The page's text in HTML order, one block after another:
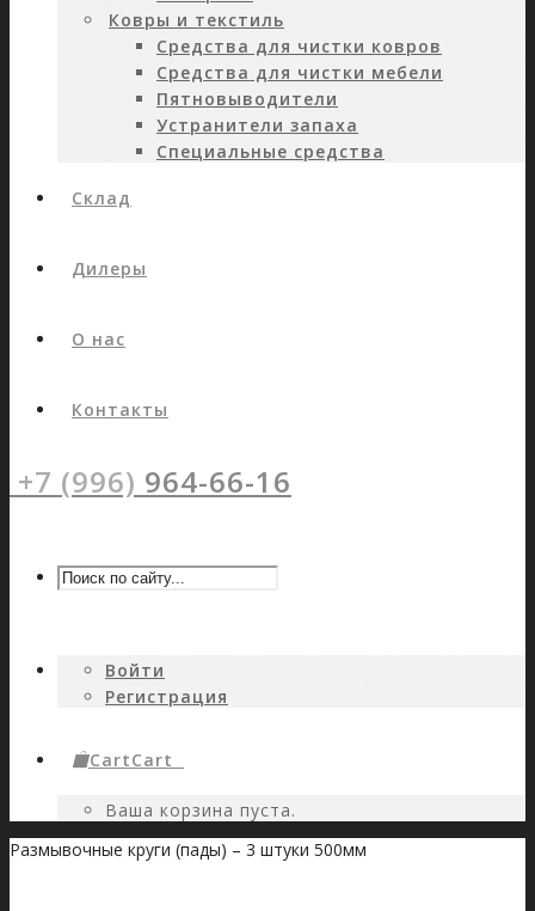
Ковры и текстиль
Средства для чистки ковров
Средства для чистки мебели
Пятновыводители
Устранители запаха
Специальные средства
Склад
Дилеры
О нас
Контакты
+7 (996) 964-66-16
Войти
Регистрация
CartCart
Ваша корзина пуста.
Размывочные круги (пады) – 3 штуки 500мм